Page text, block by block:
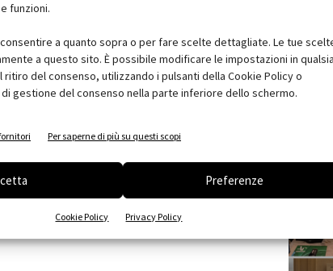
funzioni.
a quanto sopra o per fare scelte dettagliate. Le tue
a questo sito. È possibile modificare le impostazioni in
del consenso, utilizzando i pulsanti della Cookie Policy o
gestione del consenso nella parte inferiore dello schermo.
Per saperne di più su questi scopi
Preferenze
Cookie Policy Privacy Policy